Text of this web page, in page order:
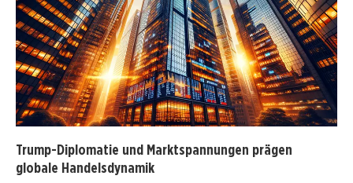
Trump-Diplomatie und Marktspannungen prägen
globale Handelsdynamik